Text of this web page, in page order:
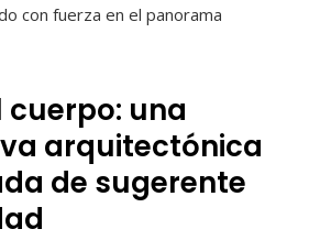
con fuerza en el panorama
cuerpo: una
arquitectónica
de sugerente